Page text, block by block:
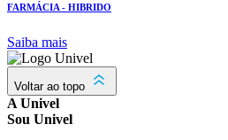
FARMÁCIA - HIBRIDO
Saiba mais
Voltar ao topo
A Univel
Sou Univel